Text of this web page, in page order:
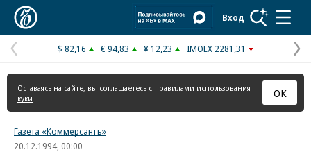
Вход
Предыдущая
страница
$ 82,16 € 94,83 ¥ 12,23 IMOEX 2281,31
Оставаясь на сайте, вы соглашаетесь с правилами использования
куки
ОК
Газета «Коммерсантъ»
20.12.1994, 00:00